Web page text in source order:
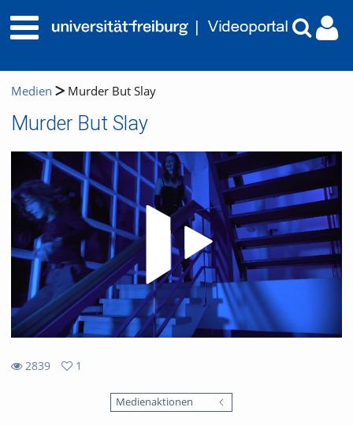
Medien Murder But Slay
Murder But Slay
2839
1
Medienaktionen